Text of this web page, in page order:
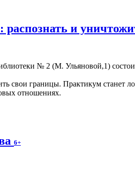
и
№ 2 (М. Ульяновой,1)
свои границы. Практикум станет
отношениях.
6+